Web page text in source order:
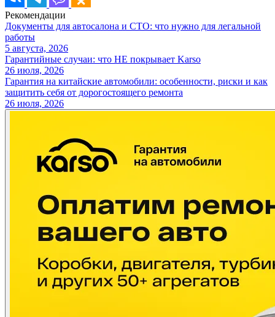
Рекомендации
Документы для автосалона и СТО: что нужно для легальной
работы
5 августа, 2026
Гарантийные случаи: что НЕ покрывает Karso
26 июля, 2026
Гарантия на китайские автомобили: особенности, риски и как
защитить себя от дорогостоящего ремонта
26 июля, 2026